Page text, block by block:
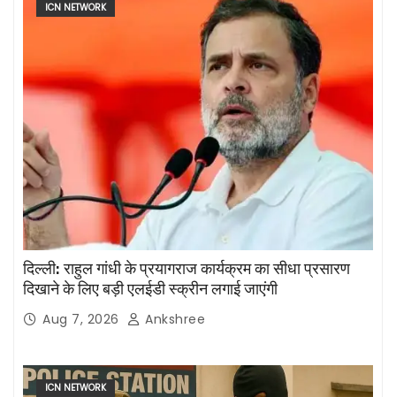
ICN NETWORK
दिल्ली: राहुल गांधी के प्रयागराज कार्यक्रम का सीधा प्रसारण
दिखाने के लिए बड़ी एलईडी स्क्रीन लगाई जाएंगी
Aug 7, 2026 Ankshree
ICN NETWORK